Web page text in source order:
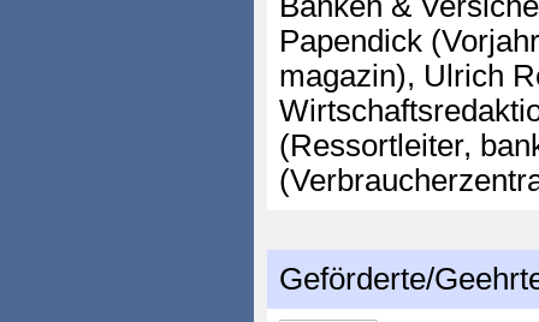
Papendick
magazin), Ulrich
(Ressortleiter,
Geförderte/